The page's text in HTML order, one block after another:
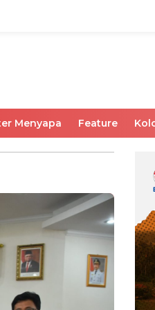
Menyapa Feature